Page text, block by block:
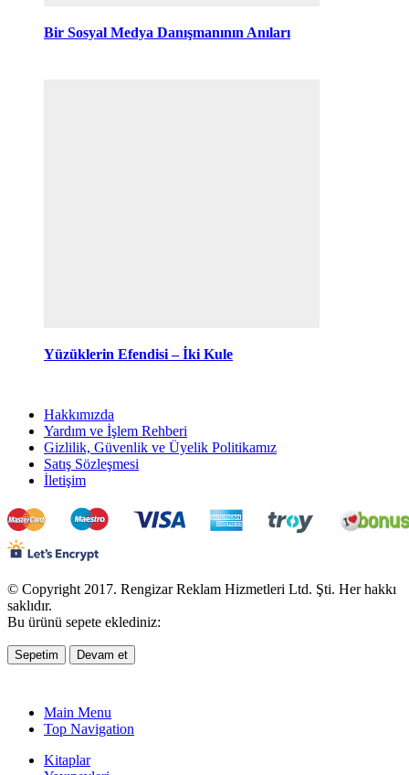
Bir Sosyal Medya Danışmanının Anıları
Yüzüklerin Efendisi – İki Kule
Hakkımızda
Yardım ve İşlem Rehberi
Gizlilik, Güvenlik ve Üyelik Politikamız
Satış Sözleşmesi
İletişim
© Copyright 2017. Rengizar Reklam Hizmetleri Ltd. Şti. Her hakkı
saklıdır.
Bu ürünü sepete eklediniz:
Sepetim Devam et
Main Menu
Top Navigation
Kitaplar